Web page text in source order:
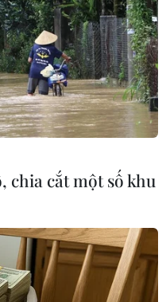
chia cắt một số khu